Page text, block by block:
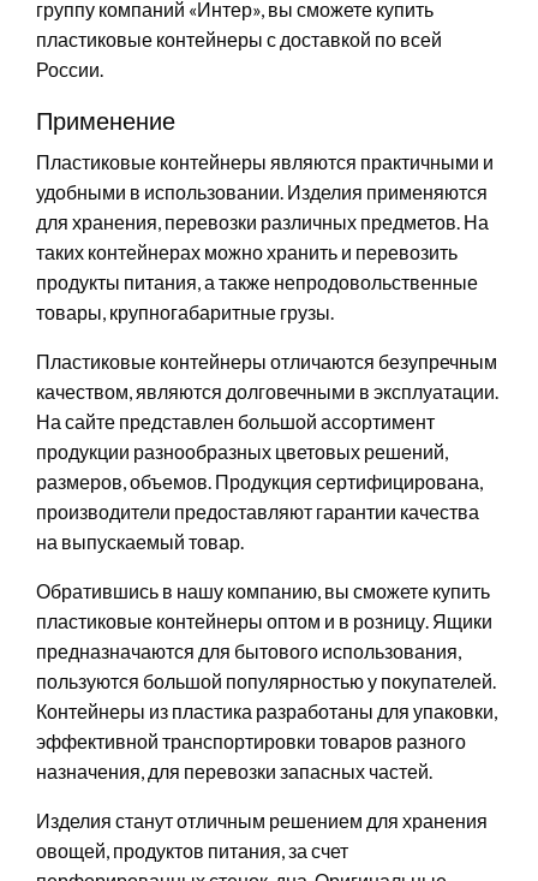
группу компаний «Интер», вы сможете купить
пластиковые контейнеры с доставкой по всей
России.
Применение
Пластиковые контейнеры являются практичными и
удобными в использовании. Изделия применяются
для хранения, перевозки различных предметов. На
таких контейнерах можно хранить и перевозить
продукты питания, а также непродовольственные
товары, крупногабаритные грузы.
Пластиковые контейнеры отличаются безупречным
качеством, являются долговечными в эксплуатации.
На сайте представлен большой ассортимент
продукции разнообразных цветовых решений,
размеров, объемов. Продукция сертифицирована,
производители предоставляют гарантии качества
на выпускаемый товар.
Обратившись в нашу компанию, вы сможете купить
пластиковые контейнеры оптом и в розницу. Ящики
предназначаются для бытового использования,
пользуются большой популярностью у покупателей.
Контейнеры из пластика разработаны для упаковки,
эффективной транспортировки товаров разного
назначения, для перевозки запасных частей.
Изделия станут отличным решением для хранения
овощей, продуктов питания, за счет